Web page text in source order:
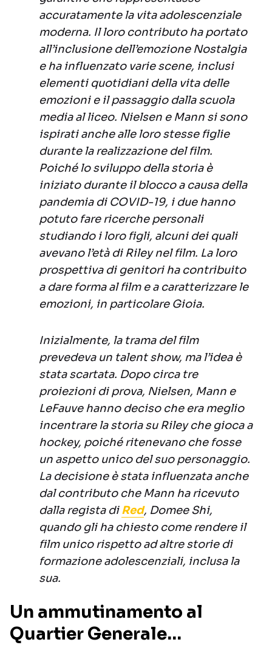
accuratamente la vita adolescenziale
moderna. Il loro contributo ha portato
all’inclusione dell’emozione Nostalgia
e ha influenzato varie scene, inclusi
elementi quotidiani della vita delle
emozioni e il passaggio dalla scuola
media al liceo. Nielsen e Mann si sono
ispirati anche alle loro stesse figlie
durante la realizzazione del film.
Poiché lo sviluppo della storia è
iniziato durante il blocco a causa della
pandemia di COVID-19, i due hanno
potuto fare ricerche personali
studiando i loro figli, alcuni dei quali
avevano l’età di Riley nel film. La loro
prospettiva di genitori ha contribuito
a dare forma al film e a caratterizzare le
emozioni, in particolare Gioia.
Inizialmente, la trama del film
prevedeva un talent show, ma l’idea è
stata scartata. Dopo circa tre
proiezioni di prova, Nielsen, Mann e
LeFauve hanno deciso che era meglio
incentrare la storia su Riley che gioca a
hockey, poiché ritenevano che fosse
un aspetto unico del suo personaggio.
La decisione è stata influenzata anche
dal contributo che Mann ha ricevuto
dalla regista diRed, Domee Shi,
quando gli ha chiesto come rendere il
film unico rispetto ad altre storie di
formazione adolescenziali, inclusa la
sua.
Un ammutinamento al
Quartier Generale…